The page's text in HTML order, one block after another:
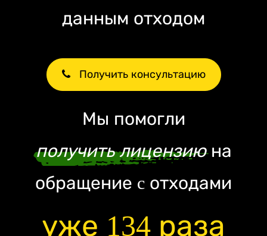
данным отходом
Получить консультацию
Мы помогли
получить лицензиюна
обращение c отходами
уже 134 раза